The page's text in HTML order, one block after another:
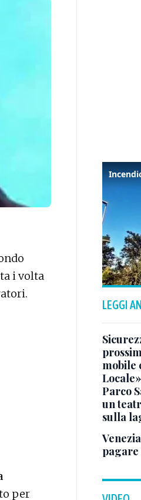
i volta
per
LEGGI
mobile
Locale»
Parco
un
sulla
pagare